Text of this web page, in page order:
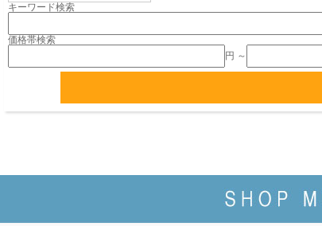
キーワード検索
価格帯検索
円 ～